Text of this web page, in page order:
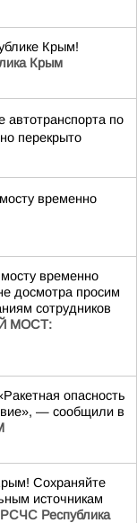
Крым!
Крым
автотранспорта по
перекрыто
временно
временно
досмотра просим
сотрудников
МОСТ:
опасность
— сообщили в
Сохраняйте
источникам
РСЧС Республика